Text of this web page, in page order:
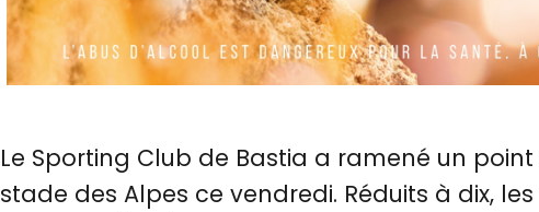
Le Sporting Club de Bastia a ramené un
stade des Alpes ce vendredi. Réduits à dix,